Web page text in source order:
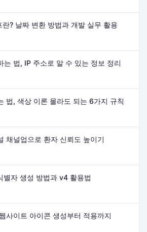
? 날짜 변환 방법과 개발 실무 활용
는 법, IP 주소로 알 수 있는 정보 정리
법, 색상 이론 몰라도 되는 6가지 규칙
채널업으로 환자 신뢰도 높이기
별자 생성 방법과 v4 활용법
사이트 아이콘 생성부터 적용까지